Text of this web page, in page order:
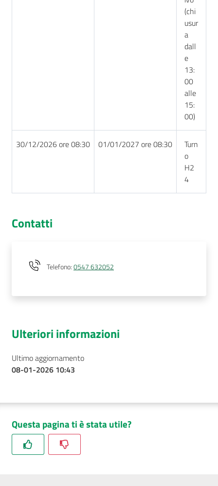
(chi
usur
a
dall
e
13:
00
alle
15:
00)
30/12/2026 ore 08:30 01/01/2027 ore 08:30
Turn
o
H2
4
Contatti
Telefono:0547 632052
Ulteriori informazioni
Ultimo aggiornamento
08-01-2026 10:43
Questa pagina ti è stata utile?